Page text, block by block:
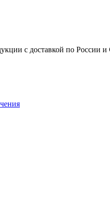
с доставкой по России